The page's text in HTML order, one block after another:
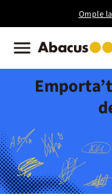
Omple